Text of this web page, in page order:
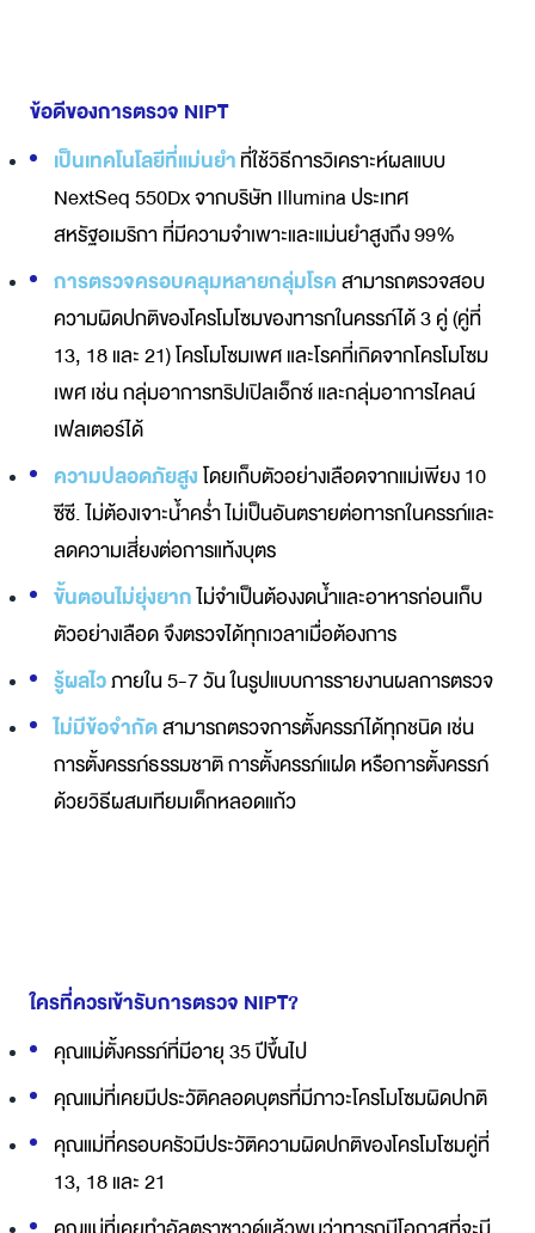
ข้อดีของการตรวจ NIPT
เป็นเทคโนโลยีที่แม่นยำที่ใช้วิธีการวิเคราะห์ผลแบบ
NextSeq 550Dx จากบริษัท Illumina ประเทศ
สหรัฐอเมริกา ที่มีความจำเพาะและแม่นยำสูงถึง 99%
การตรวจครอบคลุมหลายกลุ่มโรคสามารถตรวจสอบ
ความผิดปกติของโครโมโซมของทารกในครรภ์ได้ 3 คู่ (คู่ที่
13, 18 และ 21) โครโมโซมเพศ และโรคที่เกิดจากโครโมโซม
เพศ เช่น กลุ่มอาการทริปเปิลเอ็กซ์ และกลุ่มอาการไคลน์
เฟลเตอร์ได้
ความปลอดภัยสูงโดยเก็บตัวอย่างเลือดจากแม่เพียง 10
ซีซี. ไม่ต้องเจาะน้ำคร่ำ ไม่เป็นอันตรายต่อทารกในครรภ์และ
ลดความเสี่ยงต่อการแท้งบุตร
ขั้นตอนไม่ยุ่งยากไม่จำเป็นต้องงดน้ำและอาหารก่อนเก็บ
ตัวอย่างเลือด จึงตรวจได้ทุกเวลาเมื่อต้องการ
รู้ผลไวภายใน 5-7 วัน ในรูปแบบการรายงานผลการตรวจ
ไม่มีข้อจำกัดสามารถตรวจการตั้งครรภ์ได้ทุกชนิด เช่น
การตั้งครรภ์ธรรมชาติ การตั้งครรภ์แฝด หรือการตั้งครรภ์
ด้วยวิธีผสมเทียมเด็กหลอดแก้ว
ใครที่ควรเข้ารับการตรวจ NIPT?
คุณแม่ตั้งครรภ์ที่มีอายุ 35 ปีขึ้นไป
คุณแม่ที่เคยมีประวัติคลอดบุตรที่มีภาวะโครโมโซมผิดปกติ
คุณแม่ที่ครอบครัวมีประวัติความผิดปกติของโครโมโซมคู่ที่
13, 18 และ 21